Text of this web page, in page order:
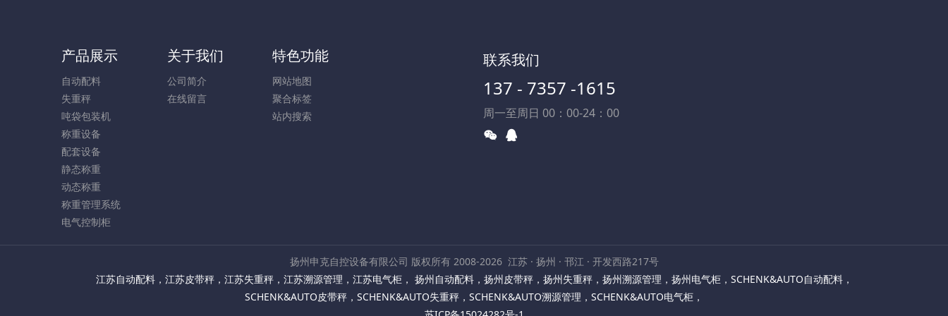
产品展示
自动配料
失重秤
吨袋包装机
称重设备
配套设备
静态称重
动态称重
称重管理系统
电气控制柜
关于我们
公司简介
在线留言
特色功能
网站地图
聚合标签
站内搜索
联系我们
137 - 7357 -1615
周一至周日 00：00-24：00
扬州申克自控设备有限公司 版权所有 2008-2026 江苏 · 扬州 · 邗江 · 开发西路217号
江苏自动配料， 江苏皮带秤， 江苏失重秤， 江苏溯源管理 ， 江苏电气柜， 扬州自动配料， 扬州皮带秤， 扬州失重秤， 扬州溯源管理 ， 扬州电气柜， SCHENK&AUTO自动配料，
SCHENK&AUTO皮带秤 ， SCHENK&AUTO失重秤 ， SCHENK&AUTO溯源管理 ， SCHENK&AUTO电气柜 ，